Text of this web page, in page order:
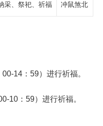
采、祭祀、祈福 冲鼠煞北
14：59）进行祈福。
10：59）进行祈福。